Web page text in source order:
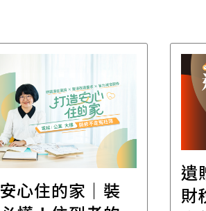
心住的家｜裝
遺
財